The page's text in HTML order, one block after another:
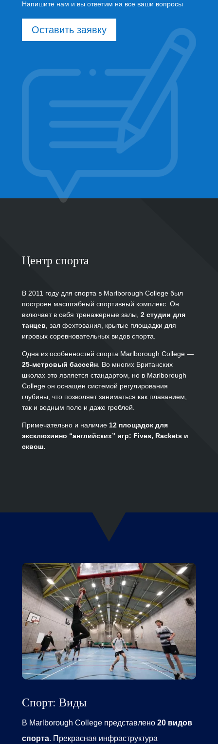
Напишите нам и вы ответим на все ваши вопросы
Оставить заявку
Центр спорта
В 2011 году для спорта в Marlborough College был
построен масштабный спортивный комплекс. Он
включает в себя тренажерные залы, 2 студии для
танцев , зал фехтования, крытые площадки для
игровых соревновательных видов спорта.
Одна из особенностей спорта Marlborough College —
25-метровый бассейн. Во многих Британских
школах это является стандартом, но в Marlborough
Collegeон оснащен системой регулирования
глубины, что позволяет заниматься как плаванием,
так и водным поло и даже греблей.
Примечательно и наличие 12 площадок для
эксклюзивно “английских” игр: Fives, Rackets и
сквош.
Спорт: Виды
В Marlborough Collegeпредставлено20 видов
спорта. Прекрасная инфраструктура